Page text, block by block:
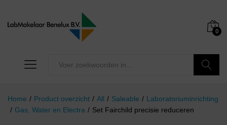
0
Home / Product overzicht / All / Saleable / Laboratoriuminrichting
/ Gas, Water en Electra / Set Fairchild precisie reduceren